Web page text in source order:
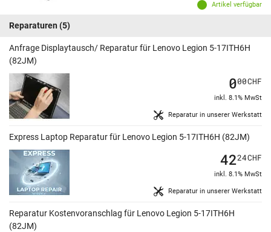
Artikel verfügbar
Reparaturen (5)
Anfrage Displaytausch/ Reparatur für Lenovo Legion 5-17ITH6H
(82JM)
Reparatur in unserer Werkstatt
000CHF
inkl. 8.1% MwSt
Express Laptop Reparatur für Lenovo Legion 5-17ITH6H (82JM)
Reparatur in unserer Werkstatt
4224CHF
inkl. 8.1% MwSt
Reparatur Kostenvoranschlag für Lenovo Legion 5-17ITH6H
(82JM)